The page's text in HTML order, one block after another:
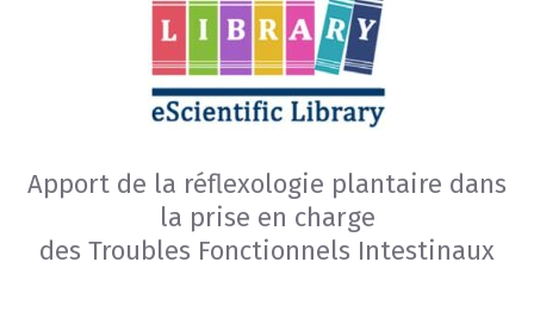
Apport de la réflexologie plantaire dans
la prise en charge
des Troubles Fonctionnels Intestinaux